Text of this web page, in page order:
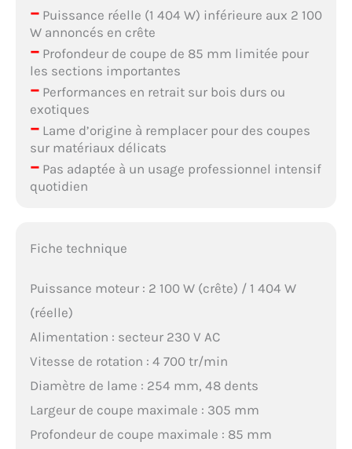
–Puissance réelle (1 404 W) inférieure aux 2 100
W annoncés en crête
–Profondeur de coupe de 85 mm limitée pour
les sections importantes
–Performances en retrait sur bois durs ou
exotiques
–Lame d’origine à remplacer pour des coupes
sur matériaux délicats
–Pas adaptée à un usage professionnel intensif
quotidien
Fiche technique
Puissance moteur : 2 100 W (crête) / 1 404 W
(réelle)
Alimentation : secteur 230 V AC
Vitesse de rotation : 4 700 tr/min
Diamètre de lame : 254 mm, 48 dents
Largeur de coupe maximale : 305 mm
Profondeur de coupe maximale : 85 mm